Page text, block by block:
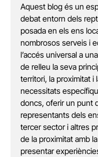
Aquest blog és un
debat entorn dels
posada en els ens
nombrosos serveis i
l’accés universal a
de relleu la seva
territori, la proximitat i
necessitats
doncs, oferir un punt
representants dels
tercer sector i altres
de la proximitat amb
presentar